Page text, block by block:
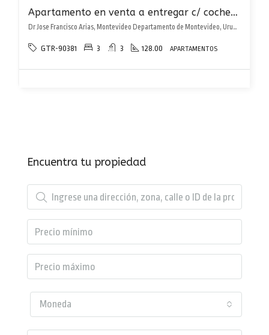
Apartamento en venta a entregar c/ cochera doble en Carrasco Norte! excepcional
Dr Jose Francisco Arias, Montevideo Departamento de Montevideo, Uruguay, , Carrasco Norte
GTR-90381 3 3 128.00 APARTAMENTOS
Encuentra tu propiedad
Moneda